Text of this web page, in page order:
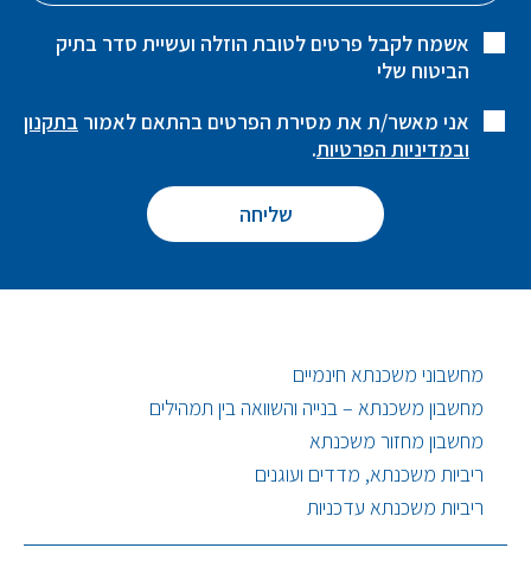
אשמח לקבל פרטים לטובת הוזלה ועשיית סדר בתיק
הביטוח שלי
אני מאשר/ת את מסירת הפרטים בהתאם לאמור בתקנון
ובמדיניות הפרטיות.
מחשבוני משכנתא חינמיים
מחשבון משכנתא – בנייה והשוואה בין תמהילים
מחשבון מחזור משכנתא
ריביות משכנתא, מדדים ועוגנים
ריביות משכנתא עדכניות